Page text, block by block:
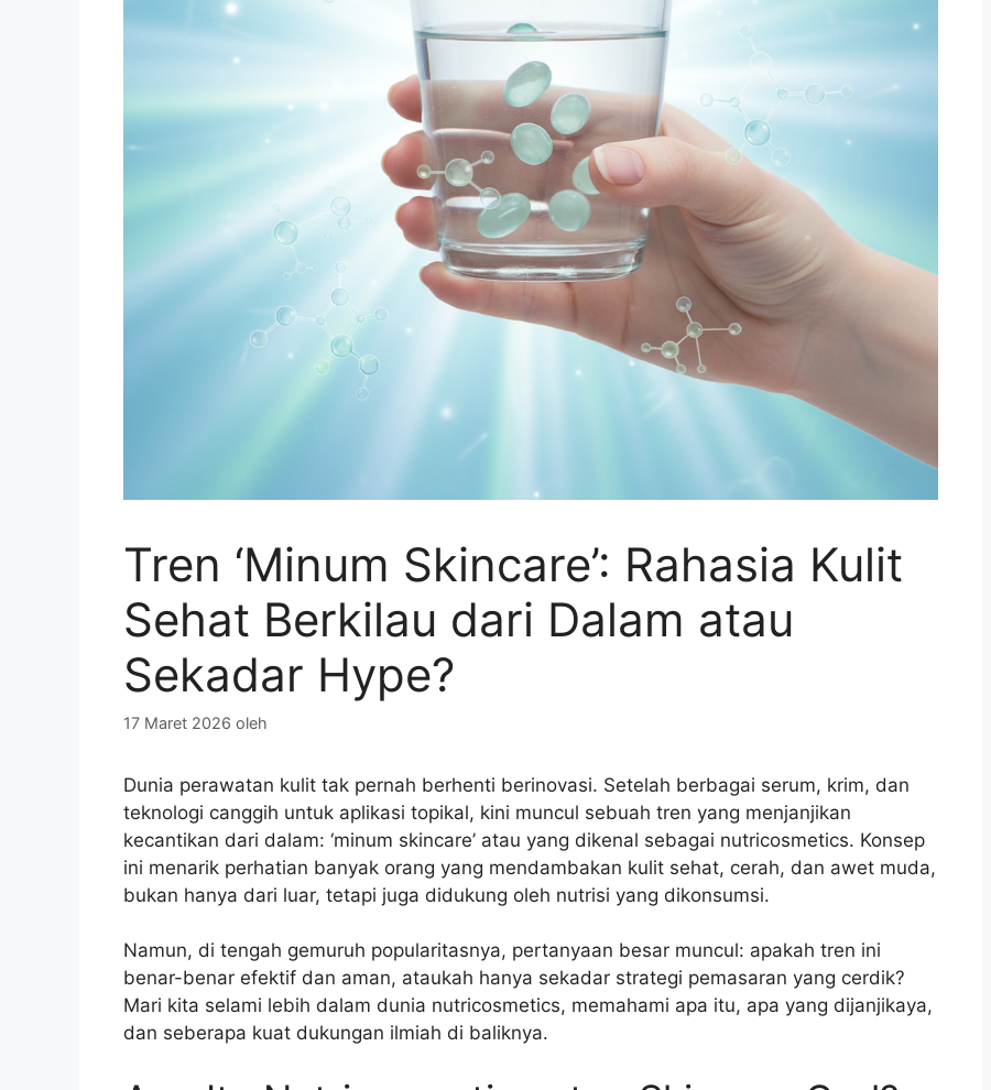
Tren ‘Minum Skincare’: Rahasia Kulit
Sehat Berkilau dari Dalam atau
Sekadar Hype?
17 Maret 2026 oleh
Dunia perawatan kulit tak pernah berhenti berinovasi. Setelah berbagai serum, krim, dan
teknologi canggih untuk aplikasi topikal, kini muncul sebuah tren yang menjanjikan
kecantikan dari dalam: ‘minum skincare’ atau yang dikenal sebagai nutricosmetics. Konsep
ini menarik perhatian banyak orang yang mendambakan kulit sehat, cerah, dan awet muda,
bukan hanya dari luar, tetapi juga didukung oleh nutrisi yang dikonsumsi.
Namun, di tengah gemuruh popularitasnya, pertanyaan besar muncul: apakah tren ini
benar-benar efektif dan aman, ataukah hanya sekadar strategi pemasaran yang cerdik?
Mari kita selami lebih dalam dunia nutricosmetics, memahami apa itu, apa yang dijanjikaya,
dan seberapa kuat dukungan ilmiah di baliknya.